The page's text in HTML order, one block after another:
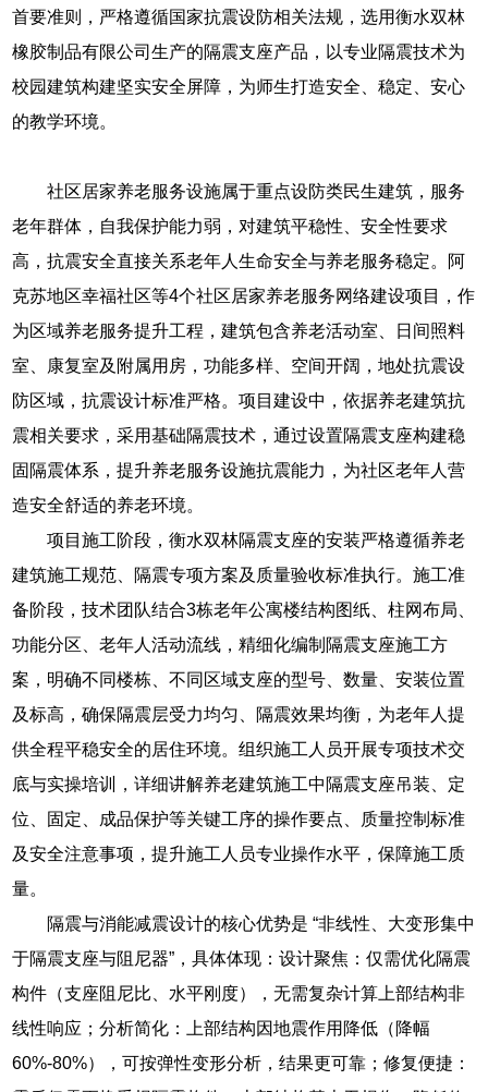
首要准则，严格遵循国家抗震设防相关法规，选用衡水双林
橡胶制品有限公司生产的隔震支座产品，以专业隔震技术为
校园建筑构建坚实安全屏障，为师生打造安全、稳定、安心
的教学环境。
社区居家养老服务设施属于重点设防类民生建筑，服务
老年群体，自我保护能力弱，对建筑平稳性、安全性要求
高，抗震安全直接关系老年人生命安全与养老服务稳定。阿
克苏地区幸福社区等4个社区居家养老服务网络建设项目，作
为区域养老服务提升工程，建筑包含养老活动室、日间照料
室、康复室及附属用房，功能多样、空间开阔，地处抗震设
防区域，抗震设计标准严格。项目建设中，依据养老建筑抗
震相关要求，采用基础隔震技术，通过设置隔震支座构建稳
固隔震体系，提升养老服务设施抗震能力，为社区老年人营
造安全舒适的养老环境。
项目施工阶段，衡水双林隔震支座的安装严格遵循养老
建筑施工规范、隔震专项方案及质量验收标准执行。施工准
备阶段，技术团队结合3栋老年公寓楼结构图纸、柱网布局、
功能分区、老年人活动流线，精细化编制隔震支座施工方
案，明确不同楼栋、不同区域支座的型号、数量、安装位置
及标高，确保隔震层受力均匀、隔震效果均衡，为老年人提
供全程平稳安全的居住环境。组织施工人员开展专项技术交
底与实操培训，详细讲解养老建筑施工中隔震支座吊装、定
位、固定、成品保护等关键工序的操作要点、质量控制标准
及安全注意事项，提升施工人员专业操作水平，保障施工质
量。
隔震与消能减震设计的核心优势是 “非线性、大变形集中
于隔震支座与阻尼器”，具体体现：设计聚焦：仅需优化隔震
构件（支座阻尼比、水平刚度），无需复杂计算上部结构非
线性响应；分析简化：上部结构因地震作用降低（降幅
60%-80%），可按弹性变形分析，结果更可靠；修复便捷：